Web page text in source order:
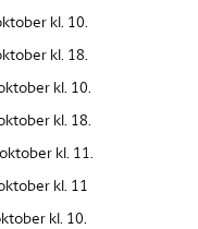
kl. 10.
kl. 18.
kl. 10.
kl. 18.
kl. 11.
kl. 11
kl. 10.